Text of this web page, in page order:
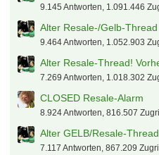
9.145 Antworten, 1.091.446
Alter Resale-/Gelb-Thread
9.464 Antworten, 1.052.903
Alter Resale-Thread!
7.269 Antworten, 1.018.302
CLOSED Resale-Alarm
8.924 Antworten, 816.507
Alter GELB/Resale-
7.117 Antworten, 867.209